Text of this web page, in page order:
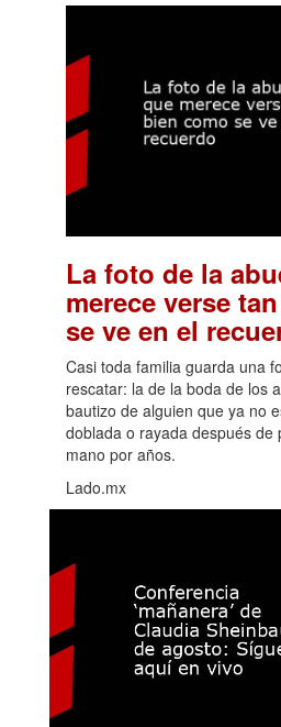
La foto de la
merece verse
se ve en el
Casi toda familia guarda una
rescatar: la de la boda de los
bautizo de alguien que ya no
doblada o rayada después de
mano por años.
Lado.mx